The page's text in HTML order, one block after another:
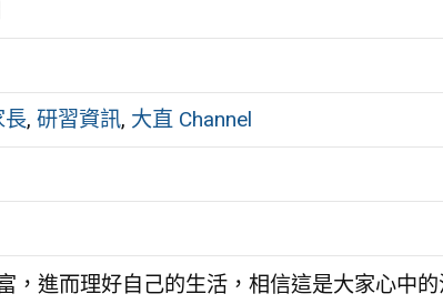
長, 研習資訊, 大直 Channel
，進而理好自己的生活，相信這是大家心中